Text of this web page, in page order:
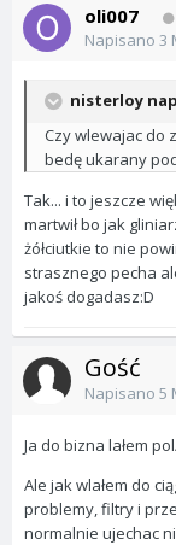
oli007
Napisano 3
nisterloy
Czy wlewajac do
bedę ukarany
Tak... i to jeszcze
martwił bo jak
żółciutkie to nie
strasznego pecha
jakoś dogadasz:D
Gość
Napisano 5
Ja do bizna lałem
Ale jak wlałem do
problemy, filtry i
normalnie ujechac